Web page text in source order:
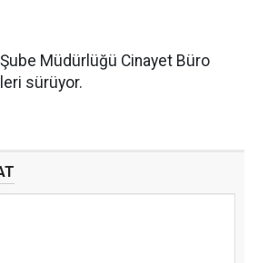
Müdürlüğü Cinayet Büro
sürüyor.